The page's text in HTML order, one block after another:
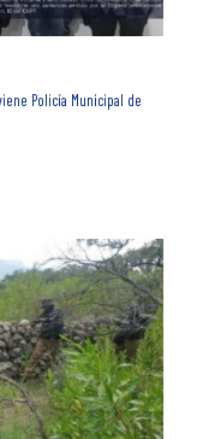
Policía Municipal de